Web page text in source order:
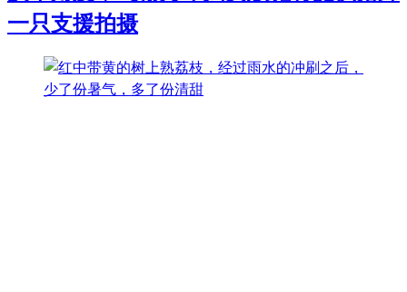
一只支援拍摄